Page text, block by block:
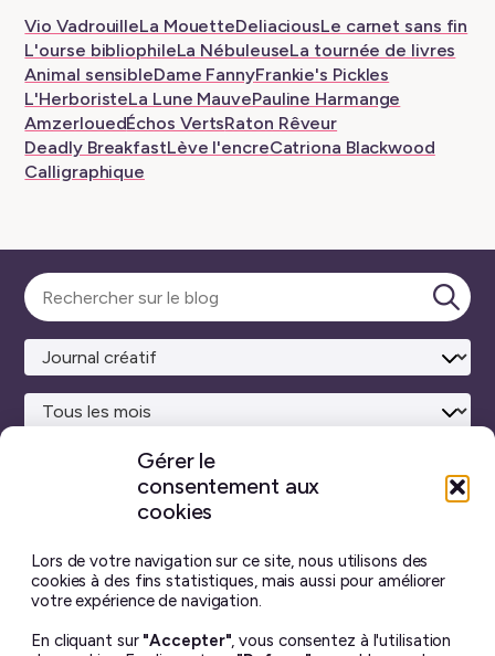
Gérer le
consentement aux
cookies
Lors de votre navigation sur ce site, nous utilisons des
cookies à des fins statistiques, mais aussi pour améliorer
votre expérience de navigation.
En cliquant sur "Accepter", vous consentez à l'utilisation
tab
Vio VadrouilleLa MouetteDeliaciousLe carnet sans fin
L'ourse bibliophileLa NébuleuseLa tournée de livres
Animal sensibleDame FannyFrankie's Pickles
L'HerboristeLa Lune MauvePauline Harmange
AmzerlouedÉchos VertsRaton Rêveur
Deadly BreakfastLève l'encreCatriona Blackwood
Calligraphique
la
Sélectionner
une
réalisé avecWordPress ♥et beaucoup de café.
intelligence artificielle générative.J’ai pris toutes les
photos moi-même, et chaque billet est écrit à la main.
de la licenseCreative Commons BY-NC-ND 4.0.